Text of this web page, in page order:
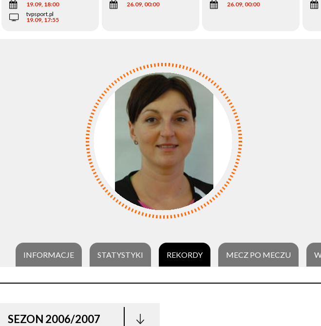
19.09, 18:00
tvpsport.pl
19.09, 17:55
26.09, 00:00 26.09, 00:00
INFORMACJE STATYSTYKI REKORDY MECZ PO MECZU
SEZON 2006/2007